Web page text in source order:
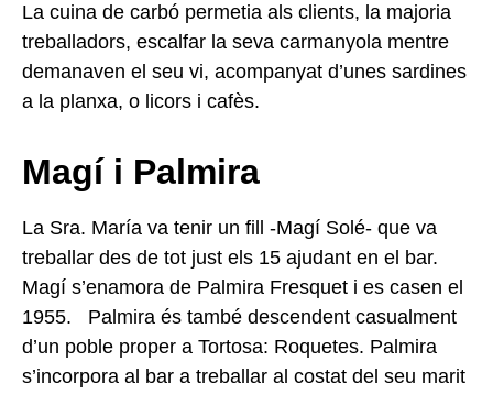
La cuina de carbó permetia als clients, la majoria
treballadors, escalfar la seva carmanyola mentre
demanaven el seu vi, acompanyat d’unes sardines
a la planxa, o licors i cafès.
Magí i Palmira
La Sra. María va tenir un fill -Magí Solé- que va
treballar des de tot just els 15 ajudant en el bar.
Magí s’enamora de Palmira Fresquet i es casen el
1955. Palmira és també descendent casualment
d’un poble proper a Tortosa: Roquetes. Palmira
s’incorpora al bar a treballar al costat del seu marit